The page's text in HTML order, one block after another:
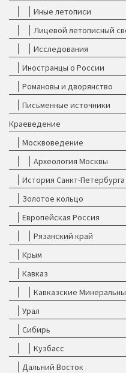
Иные летописи
Лицевой летописный
Исследования
Иностранцы о России
Романовы и дворянство
Письменные источники
Краеведение
Москвоведение
Археология Москвы
История Санкт-Петербурга
Золотое кольцо
Европейская Россия
Рязанский край
Крым
Кавказ
Кавказские
Урал
Сибирь
Кузбасс
Дальний Восток